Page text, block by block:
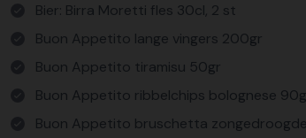
Bier: Birra Moretti fles 30cl, 2 st
Buon Appetito lange vingers 200gr
Buon Appetito tiramisu 50gr
Buon Appetito ribbelchips bolognese
Buon Appetito bruschetta